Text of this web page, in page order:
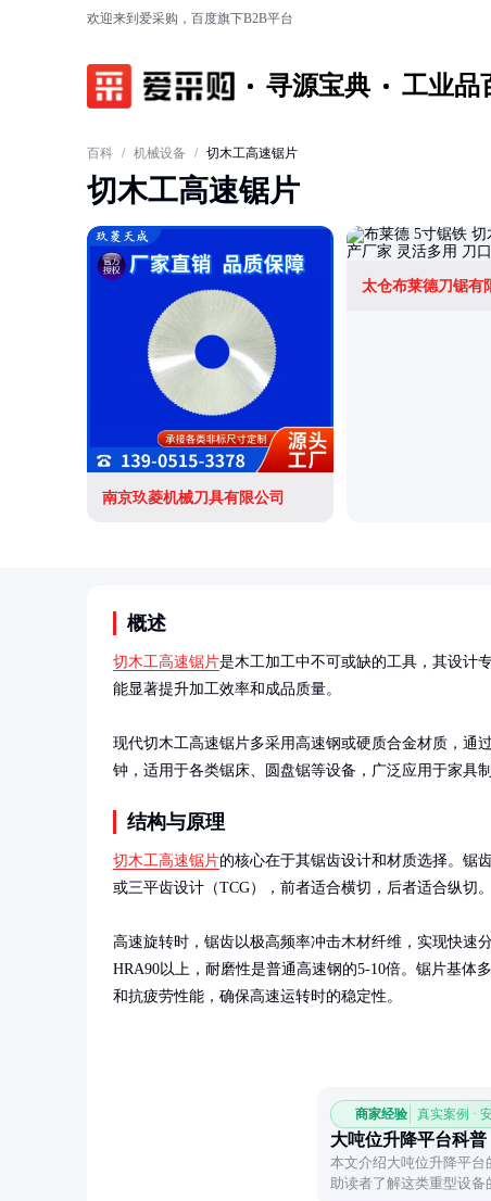
欢迎来到爱采购，百度旗下B2B平台
寻源宝典 工业品
百科 / 机械设备 / 切木工高速锯片
切木工高速锯片
南京玖菱机械刀具有限公司
太仓布莱德刀锯有
概述
切木工高速锯片是木工加工中不可或缺的工具，其设计
能显著提升加工效率和成品质量。
现代切木工高速锯片多采用高速钢或硬质合金材质，通
钟，适用于各类锯床、圆盘锯等设备，广泛应用于家具
结构与原理
切木工高速锯片的核心在于其锯齿设计和材质选择。锯
或三平齿设计（TCG），前者适合横切，后者适合纵切。
高速旋转时，锯齿以极高频率冲击木材纤维，实现快速
HRA90以上，耐磨性是普通高速钢的5-10倍。锯片基体
和抗疲劳性能，确保高速运转时的稳定性。
商家经验 真实案例 ·
大吨位升降平台科普
本文介绍大吨位升降平
助读者了解这类重型设备